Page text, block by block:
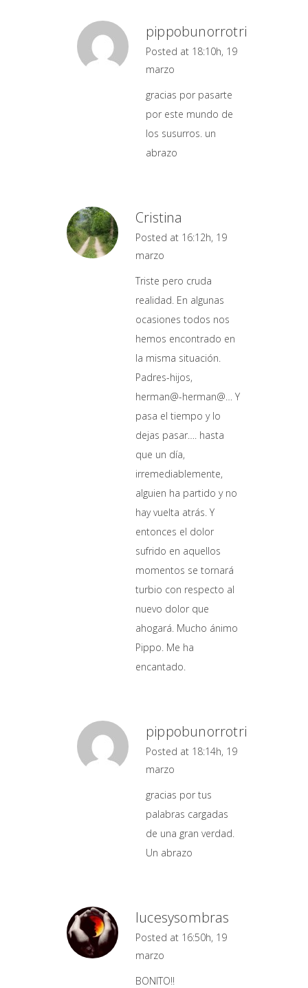
pippobunorrotri
Posted at 18:10h, 19
marzo
gracias por pasarte
por este mundo de
los susurros. un
abrazo
Cristina
Posted at 16:12h, 19
marzo
Triste pero cruda
realidad. En algunas
ocasiones todos nos
hemos encontrado en
la misma situación.
Padres-hijos,
herman@-herman@… Y
pasa el tiempo y lo
dejas pasar…. hasta
que un día,
irremediablemente,
alguien ha partido y no
hay vuelta atrás. Y
entonces el dolor
sufrido en aquellos
momentos se tornará
turbio con respecto al
nuevo dolor que
ahogará. Mucho ánimo
Pippo. Me ha
encantado.
pippobunorrotri
Posted at 18:14h, 19
marzo
gracias por tus
palabras cargadas
de una gran verdad.
Un abrazo
lucesysombras
Posted at 16:50h, 19
marzo
BONITO!!